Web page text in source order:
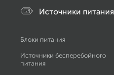
Источники питания
Блоки питания
Источники бесперебойного
питания